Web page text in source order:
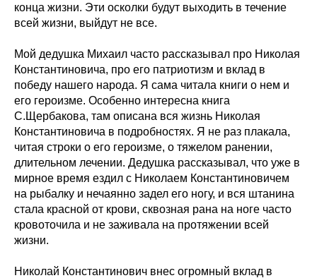
конца жизни. Эти осколки будут выходить в течение
всей жизни, выйдут не все.
Мой дедушка Михаил часто рассказывал про Николая
Константиновича, про его патриотизм и вклад в
победу нашего народа. Я сама читала книги о нем и
его героизме. Особенно интересна книга
С.Щербакова, там описана вся жизнь Николая
Константиновича в подробностях. Я не раз плакала,
читая строки о его героизме, о тяжелом ранении,
длительном лечении. Дедушка рассказывал, что уже в
мирное время ездил с Николаем Константиновичем
на рыбалку и нечаянно задел его ногу, и вся штанина
стала красной от крови, сквозная рана на ноге часто
кровоточила и не заживала на протяжении всей
жизни.
Николай Константинович внес огромный вклад в